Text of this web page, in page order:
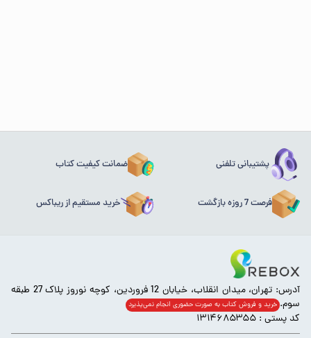
پشتیبانی تلفنی ضمانت کیفیت کتاب
فرصت 7 روزه بازگشت خرید مستقیم از ریباکس
آدرس: تهران، میدان انقلاب، خیابان 12 فروردین، کوچه نوروز پلاک 27 طبقه
سوم. خرید و فروش کتاب به صورت حضوری انجام‌ نمی‌پذیرد
کد پستی : ۱۳۱۴۶۸۵۳۵۵